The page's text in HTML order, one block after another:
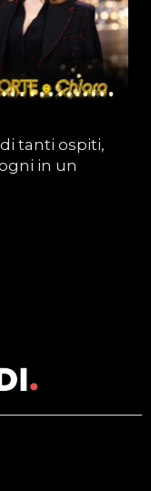
tanti ospiti,
in un